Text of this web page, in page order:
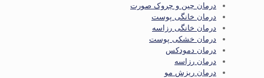
درمان چین و چروک صورت
درمان خانگی پوست
درمان خانگی رزاسه
درمان خشکی پوست
درمان دمودکس
درمان رزاسه
درمان ریزش مو